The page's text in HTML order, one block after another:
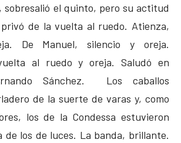
sobresalió el quinto, pero su actitud
de la vuelta al ruedo. Atienza,
De Manuel, silencio y oreja.
al ruedo y oreja. Saludó en
Sánchez. Los caballos
de la suerte de varas y, como
los de la Condessa estuvieron
de los de luces. La banda, brillante.